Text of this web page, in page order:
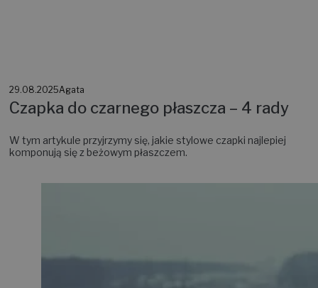
29.08.2025Agata
Czapka do czarnego płaszcza – 4 rady
W tym artykule przyjrzymy się, jakie stylowe czapki najlepiej
komponują się z beżowym płaszczem.